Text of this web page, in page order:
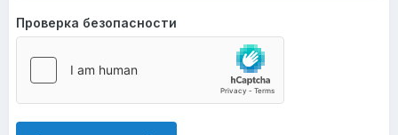
Проверка безопасности